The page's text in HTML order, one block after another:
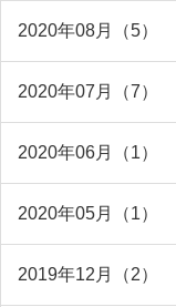
2020年08月（5）
2020年07月（7）
2020年06月（1）
2020年05月（1）
2019年12月（2）